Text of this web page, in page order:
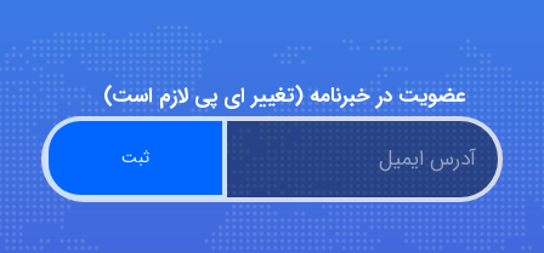
USER124
malekf
عضویت در خبرنامه (تغییر ای پی لازم است)